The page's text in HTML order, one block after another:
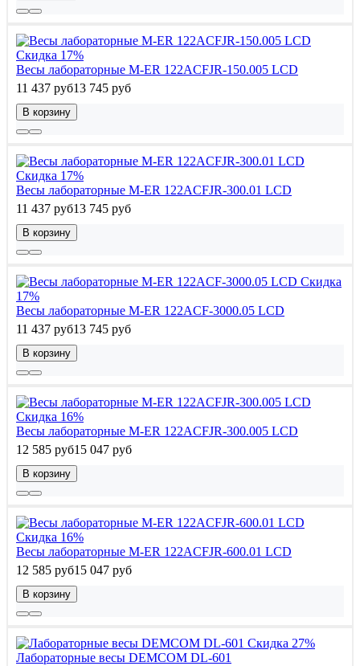
Скидка 17%
Весы лабораторные M-ER 122АCFJR-150.005 LСD
11 437 руб13 745 руб
В корзину
Скидка 17%
Весы лабораторные M-ER 122АCFJR-300.01 LСD
11 437 руб13 745 руб
В корзину
Скидка
17%
Весы лабораторные M-ER 122АCF-3000.05 LСD
11 437 руб13 745 руб
В корзину
Скидка 16%
Весы лабораторные M-ER 122АCFJR-300.005 LСD
12 585 руб15 047 руб
В корзину
Скидка 16%
Весы лабораторные M-ER 122АCFJR-600.01 LСD
12 585 руб15 047 руб
В корзину
Скидка 27%
Лабораторные весы DEMCOM DL-601